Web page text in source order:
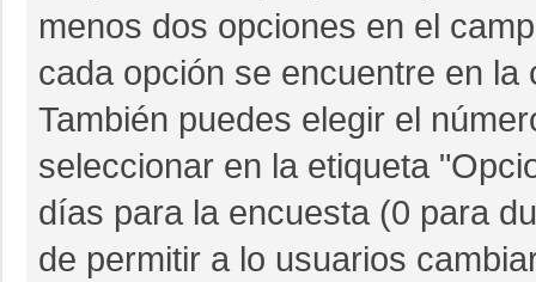
menos dos opciones en el
cada opción se encuentre en
También puedes elegir el
seleccionar en la etiqueta
días para la encuesta (0 para
de permitir a lo usuarios